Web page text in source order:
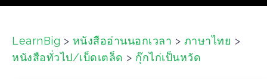
LearnBig > หนังสืออ่านนอกเวลา > ภาษาไทย >
หนังสือทั่วไป/เบ็ดเตล็ด > กุ๊กไก่เป็นหวัด